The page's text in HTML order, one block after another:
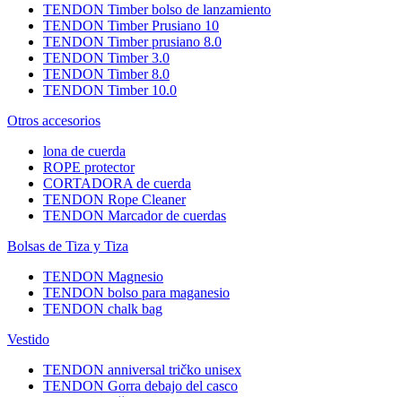
TENDON Timber bolso de lanzamiento
TENDON Timber Prusiano 10
TENDON Timber prusiano 8.0
TENDON Timber 3.0
TENDON Timber 8.0
TENDON Timber 10.0
Otros accesorios
lona de cuerda
ROPE protector
CORTADORA de cuerda
TENDON Rope Cleaner
TENDON Marcador de cuerdas
Bolsas de Tiza y Tiza
TENDON Magnesio
TENDON bolso para maganesio
TENDON chalk bag
Vestido
TENDON anniversal tričko unisex
TENDON Gorra debajo del casco